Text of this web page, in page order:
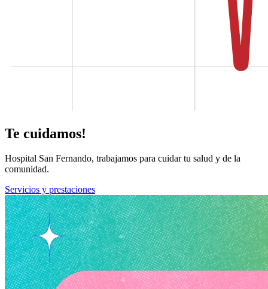
Te cuidamos!
Hospital San Fernando, trabajamos para cuidar tu salud y de la
comunidad.
Servicios y prestaciones